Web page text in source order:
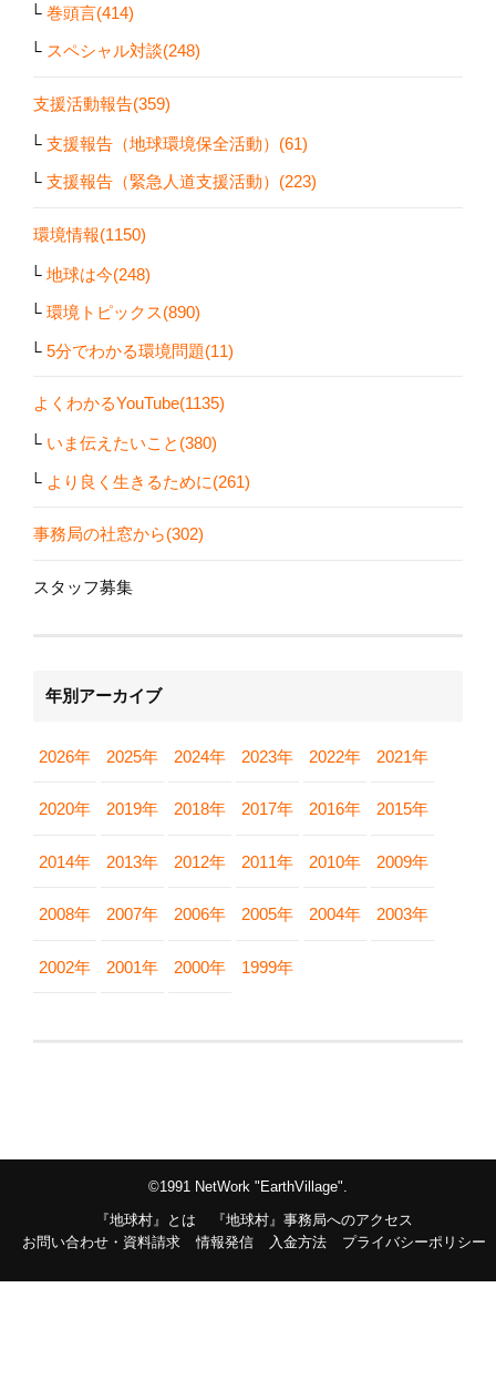
巻頭言(414)
スペシャル対談(248)
支援活動報告(359)
支援報告（地球環境保全活動）(61)
支援報告（緊急人道支援活動）(223)
環境情報(1150)
地球は今(248)
環境トピックス(890)
5分でわかる環境問題(11)
よくわかるYouTube(1135)
いま伝えたいこと(380)
より良く生きるために(261)
事務局の社窓から(302)
スタッフ募集
年別アーカイブ
2026年 2025年 2024年 2023年 2022年 2021年
2020年 2019年 2018年 2017年 2016年 2015年
2014年 2013年 2012年 2011年 2010年 2009年
2008年 2007年 2006年 2005年 2004年 2003年
2002年 2001年 2000年 1999年
©1991 NetWork "EarthVillage".
『地球村』とは
『地球村』事務局へのアクセス
お問い合わせ・資料請求
情報発信 入金方法 プライバシーポリシー